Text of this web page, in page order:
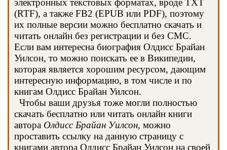
электронных текстовых форматах, вроде TXT
(RTF), а также FB2 (EPUB или PDF), поэтому
их полные версии можно бесплатно скачать и
читать онлайн без регистрации и без СМС.
Если вам интересна биография Олдисс Брайан
Уилсон, то можно поискать ее в Википедии,
которая является хорошим ресурсом, дающим
интересную информацию, в том числе и по
книгам Олдисс Брайан Уилсон.
Чтобы ваши друзья тоже могли полностью
скачать бесплатно или читать онлайн книги
автора Олдисс Брайан Уилсон, можно
проставить ссылку на данную страницу с
книгами автора Олдисс Брайан Уилсон на своей